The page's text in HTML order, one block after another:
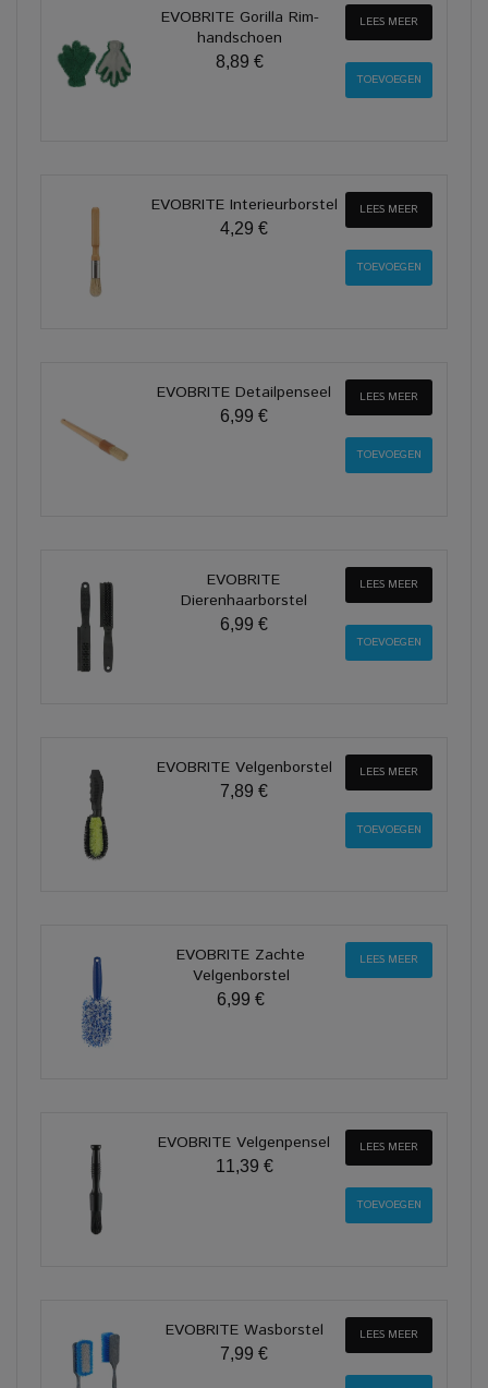
EVOBRITE Gorilla Rim-
handschoen
8,89 €
LEES MEER
EVOBRITE Interieurborstel
4,29 €
LEES MEER
EVOBRITE Detailpenseel
6,99 €
LEES MEER
EVOBRITE
Dierenhaarborstel
6,99 €
LEES MEER
EVOBRITE Velgenborstel
7,89 €
LEES MEER
EVOBRITE Zachte
Velgenborstel
6,99 €
LEES MEER
EVOBRITE Velgenpensel
11,39 €
LEES MEER
EVOBRITE Wasborstel
7,99 €
LEES MEER